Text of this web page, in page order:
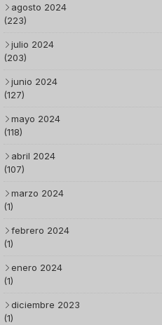
agosto 2024
(223)
julio 2024
(203)
junio 2024
(127)
mayo 2024
(118)
abril 2024
(107)
marzo 2024
(1)
febrero 2024
(1)
enero 2024
(1)
diciembre 2023
(1)